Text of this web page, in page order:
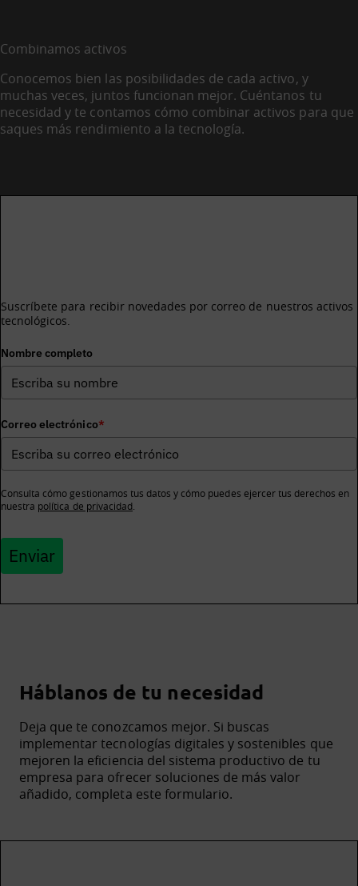
Combinamos activos
Conocemos bien las posibilidades de cada activo, y
muchas veces, juntos funcionan mejor. Cuéntanos tu
necesidad y te contamos cómo combinar activos para que
saques más rendimiento a la tecnología.
Suscríbete para recibir novedades por correo de nuestros activos
tecnológicos.
Nombre completo
Correo electrónico*
Consulta cómo gestionamos tus datos y cómo puedes ejercer tus derechos en
nuestra política de privacidad.
Enviar
Háblanos de tu necesidad
Deja que te conozcamos mejor. Si buscas
implementar tecnologías digitales y sostenibles que
mejoren la eficiencia del sistema productivo de tu
empresa para ofrecer soluciones de más valor
añadido, completa este formulario.